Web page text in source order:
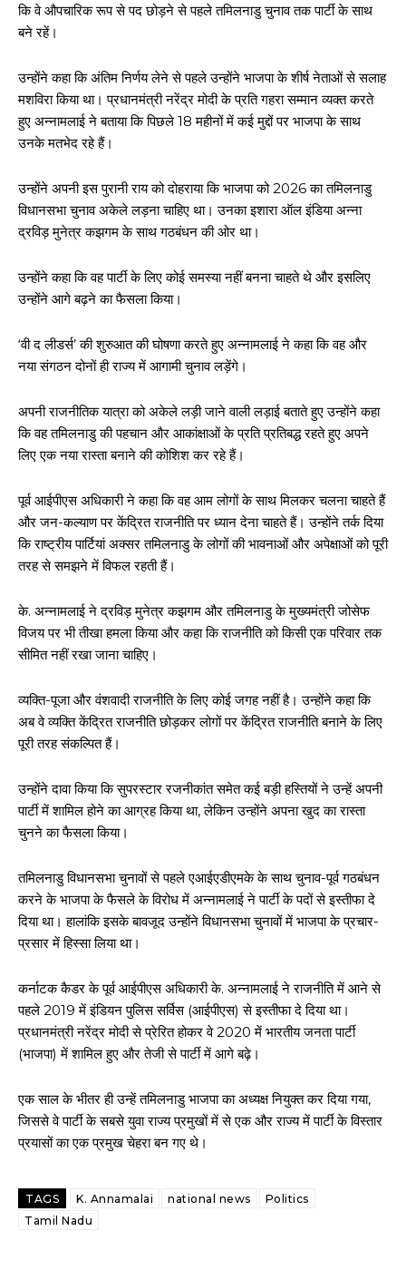
कि वे औपचारिक रूप से पद छोड़ने से पहले तमिलनाडु चुनाव तक पार्टी के साथ
बने रहें।
उन्होंने कहा कि अंतिम निर्णय लेने से पहले उन्होंने भाजपा के शीर्ष नेताओं से सलाह
मशविरा किया था। प्रधानमंत्री नरेंद्र मोदी के प्रति गहरा सम्मान व्यक्त करते
हुए अन्नामलाई ने बताया कि पिछले 18 महीनों में कई मुद्दों पर भाजपा के साथ
उनके मतभेद रहे हैं।
उन्होंने अपनी इस पुरानी राय को दोहराया कि भाजपा को 2026 का तमिलनाडु
विधानसभा चुनाव अकेले लड़ना चाहिए था। उनका इशारा ऑल इंडिया अन्ना
द्रविड़ मुनेत्र कझगम के साथ गठबंधन की ओर था।
उन्होंने कहा कि वह पार्टी के लिए कोई समस्या नहीं बनना चाहते थे और इसलिए
उन्होंने आगे बढ़ने का फैसला किया।
‘वी द लीडर्स’ की शुरुआत की घोषणा करते हुए अन्नामलाई ने कहा कि वह और
नया संगठन दोनों ही राज्य में आगामी चुनाव लड़ेंगे।
अपनी राजनीतिक यात्रा को अकेले लड़ी जाने वाली लड़ाई बताते हुए उन्होंने कहा
कि वह तमिलनाडु की पहचान और आकांक्षाओं के प्रति प्रतिबद्ध रहते हुए अपने
लिए एक नया रास्ता बनाने की कोशिश कर रहे हैं।
पूर्व आईपीएस अधिकारी ने कहा कि वह आम लोगों के साथ मिलकर चलना चाहते हैं
और जन-कल्याण पर केंद्रित राजनीति पर ध्यान देना चाहते हैं। उन्होंने तर्क दिया
कि राष्ट्रीय पार्टियां अक्सर तमिलनाडु के लोगों की भावनाओं और अपेक्षाओं को पूरी
तरह से समझने में विफल रहती हैं।
के. अन्नामलाई ने द्रविड़ मुनेत्र कझगम और तमिलनाडु के मुख्यमंत्री जोसेफ
विजय पर भी तीखा हमला किया और कहा कि राजनीति को किसी एक परिवार तक
सीमित नहीं रखा जाना चाहिए।
व्यक्ति-पूजा और वंशवादी राजनीति के लिए कोई जगह नहीं है। उन्होंने कहा कि
अब वे व्यक्ति केंद्रित राजनीति छोड़कर लोगों पर केंद्रित राजनीति बनाने के लिए
पूरी तरह संकल्पित हैं।
उन्होंने दावा किया कि सुपरस्टार रजनीकांत समेत कई बड़ी हस्तियों ने उन्हें अपनी
पार्टी में शामिल होने का आग्रह किया था, लेकिन उन्होंने अपना खुद का रास्ता
चुनने का फैसला किया।
तमिलनाडु विधानसभा चुनावों से पहले एआईएडीएमके के साथ चुनाव-पूर्व गठबंधन
करने के भाजपा के फैसले के विरोध में अन्नामलाई ने पार्टी के पदों से इस्तीफा दे
दिया था। हालांकि इसके बावजूद उन्होंने विधानसभा चुनावों में भाजपा के प्रचार-
प्रसार में हिस्सा लिया था।
कर्नाटक कैडर के पूर्व आईपीएस अधिकारी के. अन्नामलाई ने राजनीति में आने से
पहले 2019 में इंडियन पुलिस सर्विस (आईपीएस) से इस्तीफा दे दिया था।
प्रधानमंत्री नरेंद्र मोदी से प्रेरित होकर वे 2020 में भारतीय जनता पार्टी
(भाजपा) में शामिल हुए और तेजी से पार्टी में आगे बढ़े।
एक साल के भीतर ही उन्हें तमिलनाडु भाजपा का अध्यक्ष नियुक्त कर दिया गया,
जिससे वे पार्टी के सबसे युवा राज्य प्रमुखों में से एक और राज्य में पार्टी के विस्तार
प्रयासों का एक प्रमुख चेहरा बन गए थे।
TAGS K. Annamalai national news
Politics
Tamil Nadu